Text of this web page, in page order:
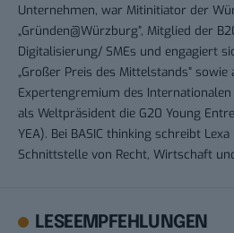
Unternehmen, war Mitinitiator der
„Gründen@Würzburg”, Mitglied der
Digitalisierung/ SMEs und engagiert
„Großer Preis des Mittelstands”
Expertengremium des
als Weltpräsident die G20 Young
YEA). Bei BASIC thinking schreibt
Schnittstelle von Recht, Wirtschaft
LESEEMPFEHLUNGEN